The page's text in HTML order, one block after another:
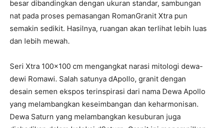
besar dibandingkan dengan ukuran standar, sambungan
nat pada proses pemasangan RomanGranit Xtra pun
semakin sedikit. Hasilnya, ruangan akan terlihat lebih luas
dan lebih mewah.
Seri Xtra 100×100 cm mengangkat narasi mitologi dewa-
dewi Romawi. Salah satunya dApollo, granit dengan
desain semen ekspos terinspirasi dari nama Dewa Apollo
yang melambangkan keseimbangan dan keharmonisan.
Dewa Saturn yang melambangkan kesuburan juga